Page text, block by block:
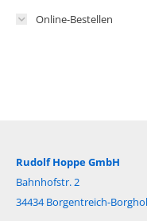
Online-Bestellen
Rudolf Hoppe GmbH
Bahnhofstr. 2
34434 Borgentreich-